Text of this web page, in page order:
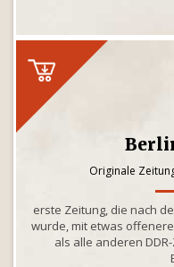
Originale
erste Zeitung, die nach
wurde, mit etwas
als alle anderen